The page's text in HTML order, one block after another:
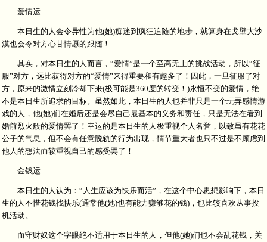
爱情运
本日生的人会令异性为他(她)痴迷到疯狂追随的地步，就算身在戈壁大沙
漠也会令对方心甘情愿的跟随！
其实，对本日生的人而言，“爱情”是一个至高无上的挑战活动，所以“征
服”对方，远比获得对方的“爱情”来得重要和有趣多了！因此，一旦征服了对
方，原来的激情立刻冷却下来(极可能是360度的转变！)永恒不变的爱情，绝
不是本日生所追求的目标。虽然如此，本日生的人也并非只是一个玩弄感情游
戏的人，他(她)们在婚后还是会尽自己最基本的义务和责任，只是无法在看到
婚前烈火般的爱情罢了！幸运的是本日生的人极重视个人名誉，以致虽有花花
公子的气息，但不会有任意脱轨的行为出现，情节重大者也只不过是不顾虑到
他人的想法而较重视自己的感受罢了！
金钱运
本日生的人认为：“人生应该为快乐而活”，在这个中心思想影响下，本日
生的人不惜花钱找快乐(通常他(她)也有能力赚够花的钱)，也比较喜欢从事投
机活动。
而守财奴这个字眼绝不适用于本日生的人，但他(她)们也不会乱花钱，关